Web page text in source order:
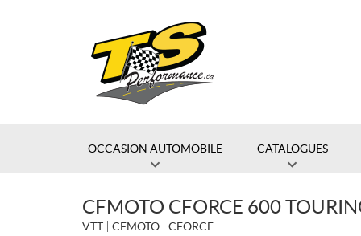
OCCASION AUTOMOBILE CATALOGUES
CFMOTO CFORCE 600
VTT CFMOTO CFORCE